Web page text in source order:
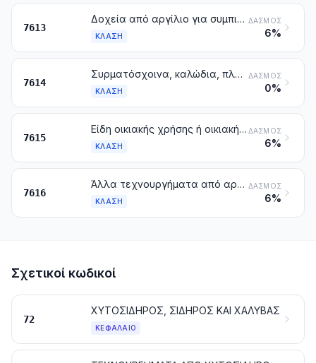
7613
Δοχεία από αργίλιο για συμπιεσμένα ή υγροποιημένα αέρια
ΚΛΆΣΗ
ΔΑΣΜΌΣ
6%
7614
Συρματόσχοινα, καλώδια, πλεξίδες και παρόμοια, από αργίλιο, μη μονωμένα, για την ηλεκτροτεχνία
ΚΛΆΣΗ
ΔΑΣΜΌΣ
0%
7615
Είδη οικιακής χρήσης ή οικιακής οικονομίας, υγιεινής ή ευπρεπισμού, και τα μέρη αυτών, όλα από αργίλιο. Σφουγγάρια, σύρματα τριψίματος, γάντια και παρόμοια είδη για τον καθαρισμό με τρίψιμο, τη στίλβωση ή ανάλογες χρήσεις, από αργίλιο
ΚΛΆΣΗ
ΔΑΣΜΌΣ
6%
7616
Άλλα τεχνουργήματα από αργίλιο
ΚΛΆΣΗ
ΔΑΣΜΌΣ
6%
Σχετικοί κωδικοί
72
ΧΥΤΟΣΙΔΗΡΟΣ, ΣΙΔΗΡΟΣ ΚΑΙ ΧΑΛΥΒΑΣ
ΚΕΦΆΛΑΙΟ